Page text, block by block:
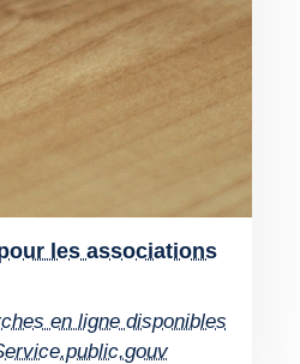
les associations
en ligne disponibles